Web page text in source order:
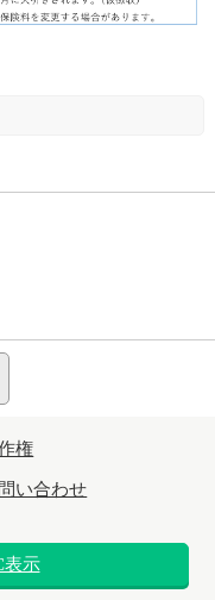
権
い合わせ
表示